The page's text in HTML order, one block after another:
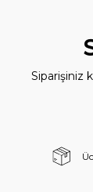
Siparişiniz